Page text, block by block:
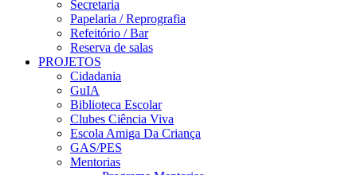
Secretaria
Papelaria / Reprografia
Refeitório / Bar
Reserva de salas
PROJETOS
Cidadania
GuIA
Biblioteca Escolar
Clubes Ciência Viva
Escola Amiga Da Criança
GAS/PES
Mentorias